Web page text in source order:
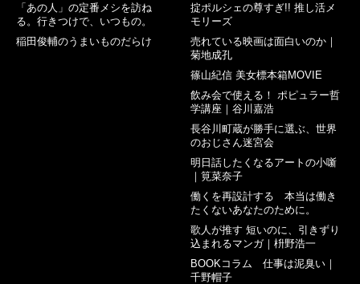
「あの人」の定番メシを訪ね
る。行きつけで、いつもの。
稲田俊輔のうまいものだらけ
掟ポルシェの尊すぎ!! 推し活メ
モリーズ
売れている映画は面白いのか｜
菊地成孔
篠山紀信 美女標本箱MOVIE
飲み会で使える！ ポピュラー哲
学講座｜谷川嘉浩
長谷川町蔵が勝手に選ぶ、世界
のおじさん迷宮会
明日話したくなるアートの小噺
｜筧菜奈子
働くを再設計する 本当は働き
たくないあなたのために。
歌人が推す 短いのに、引きずり
込まれるマンガ｜枡野浩一
BOOKコラム 仕事は泥臭い｜
千野帽子